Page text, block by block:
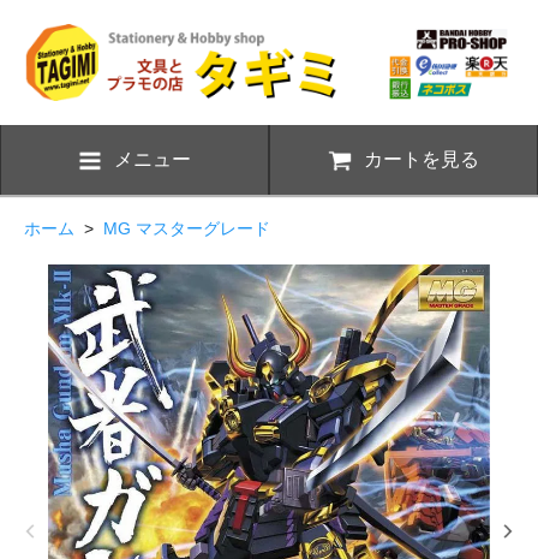
メニュー カートを見る
ホーム > MG マスターグレード